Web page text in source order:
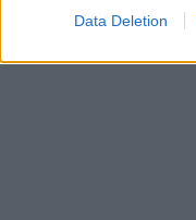
Data Deletion